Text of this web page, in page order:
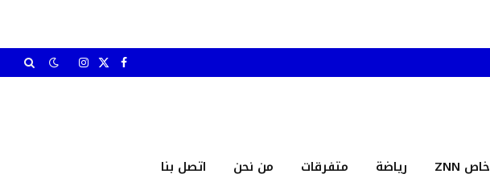
فيسبوك
X الانستغرام
خاص ZNN رياضة متفرقات من نحن اتصل بنا